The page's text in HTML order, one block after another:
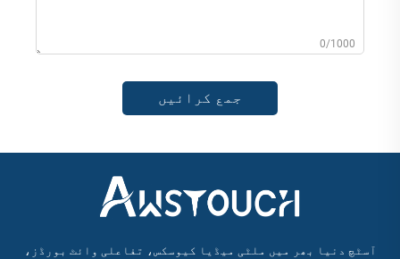
0/1000
جمع کرائیں
آسٹچ دنیا بھر میں ملٹی میڈیا کیوسکس، تفاعلی وائٹ بورڈز،